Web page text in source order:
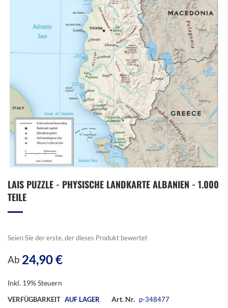
Anfang
der
LAIS PUZZLE - PHYSISCHE LANDKARTE ALBANIEN - 1.000
TEILE
Seien Sie der erste, der dieses Produkt bewertet
Ab 24,90 €
Inkl. 19% Steuern
VERFÜGBARKEIT AUF LAGER Art. Nr. p-348477